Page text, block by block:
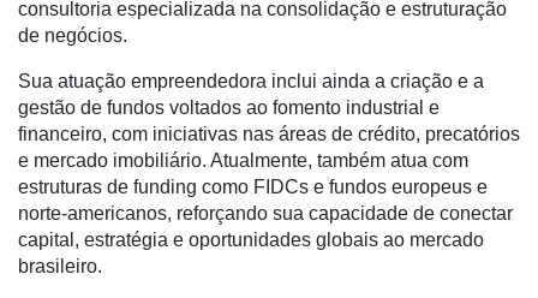
Netrin
Tecprime
Lean
Way
Consulting
Manager
consultoria especializada na consolidação e estruturação
de negócios.
Sua atuação empreendedora inclui ainda a criação e a
gestão de fundos voltados ao fomento industrial e
financeiro, com iniciativas nas áreas de crédito, precatórios
e mercado imobiliário. Atualmente, também atua com
estruturas de funding como FIDCs e fundos europeus e
norte-americanos, reforçando sua capacidade de conectar
capital, estratégia e oportunidades globais ao mercado
brasileiro.